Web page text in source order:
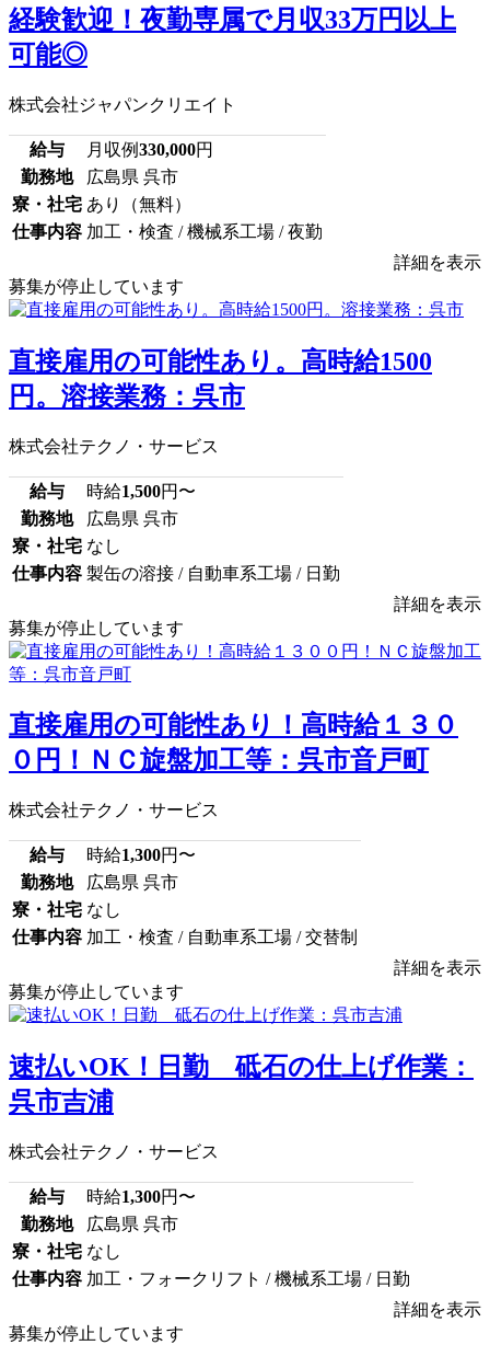
経験歓迎！夜勤専属で月収33万円以上
可能◎
株式会社ジャパンクリエイト
給与 月収例330,000円
勤務地
広島県 呉市
寮・社宅 あり（無料）
仕事内容 加工・検査 / 機械系工場 / 夜勤
詳細を表示
募集が停止しています
直接雇用の可能性あり。高時給1500
円。溶接業務：呉市
株式会社テクノ・サービス
給与 時給1,500円〜
勤務地
広島県 呉市
寮・社宅 なし
仕事内容 製缶の溶接 / 自動車系工場 / 日勤
詳細を表示
募集が停止しています
直接雇用の可能性あり！高時給１３０
０円！ＮＣ旋盤加工等：呉市音戸町
株式会社テクノ・サービス
給与 時給1,300円〜
勤務地
広島県 呉市
寮・社宅 なし
仕事内容 加工・検査 / 自動車系工場 / 交替制
詳細を表示
募集が停止しています
速払いOK！日勤 砥石の仕上げ作業：
呉市吉浦
株式会社テクノ・サービス
給与 時給1,300円〜
勤務地
広島県 呉市
寮・社宅 なし
仕事内容 加工・フォークリフト / 機械系工場 / 日勤
詳細を表示
募集が停止しています